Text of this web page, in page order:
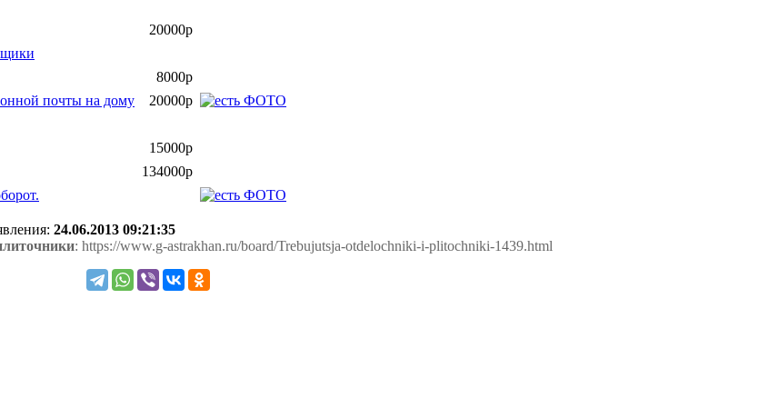
20000р
8000р
почты на дому 20000р
15000р
134000р
24.06.2013 09:21:35
: https://www.g-astrakhan.ru/board/Trebujutsja-otdelochniki-i-plitochniki-1439.html